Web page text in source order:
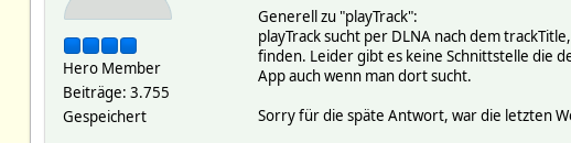
Hero Member
Beiträge: 3.755
Gespeichert
Generell zu "playTrack":
playTrack sucht per DLNA nach dem
finden. Leider gibt es keine Schnittstelle die
App auch wenn man dort sucht.
Sorry für die späte Antwort, war die letzten